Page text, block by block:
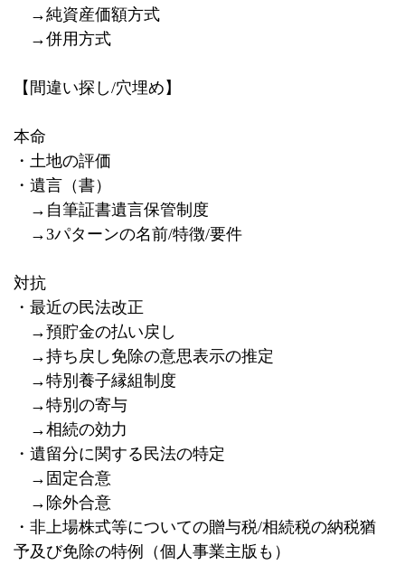
→純資産価額方式
→併用方式
【間違い探し/穴埋め】
本命
・土地の評価
・遺言（書）
→自筆証書遺言保管制度
→3パターンの名前/特徴/要件
対抗
・最近の民法改正
→預貯金の払い戻し
→持ち戻し免除の意思表示の推定
→特別養子縁組制度
→特別の寄与
→相続の効力
・遺留分に関する民法の特定
→固定合意
→除外合意
・非上場株式等についての贈与税/相続税の納税猶
予及び免除の特例（個人事業主版も）